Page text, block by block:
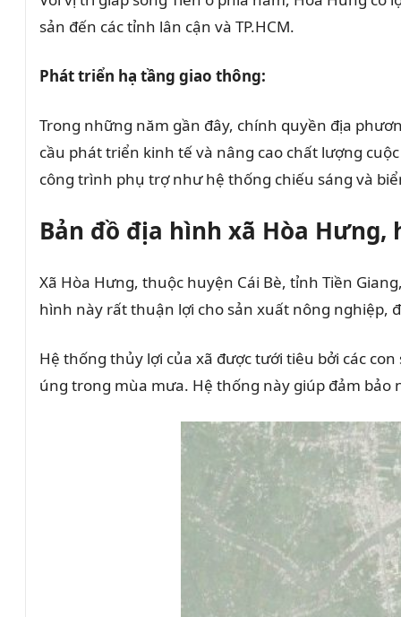
sản đến các tỉnh lân cận và TP.HCM.
Phát triển hạ tầng giao thông:
Trong những năm gần đây, chính quyền địa
cầu phát triển kinh tế và nâng cao chất lượng
công trình phụ trợ như hệ thống chiếu sáng và
Bản đồ địa hình xã Hòa Hưng,
Xã Hòa Hưng, thuộc huyện Cái Bè, tỉnh Tiền
hình này rất thuận lợi cho sản xuất nông nghiệp,
Hệ thống thủy lợi của xã được tưới tiêu bởi các
úng trong mùa mưa. Hệ thống này giúp đảm